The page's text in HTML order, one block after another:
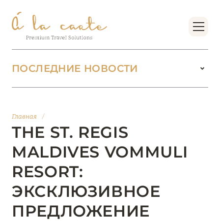
Главная /
THE ST. REGIS
MALDIVES VOMMULI
RESORT:
ЭКСКЛЮЗИВНОЕ
ПРЕДЛОЖЕНИЕ
ПОСЛЕДНИЕ НОВОСТИ
БУТИК-КУРОРТЫ МАЛЬДИВСКИХ ОСТРОВОВ
Подробнее
01 июня 2026
JUMEIRAH OLHAHALI ISLAND MALDIVES: ВАШ
ОАЗИС ТЕПЛА И ИЗЫСКАННОСТИ